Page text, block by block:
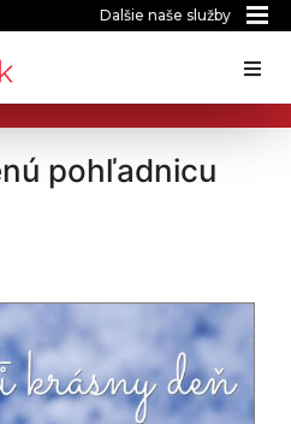
Dalšie naše služby
pohľadnicu